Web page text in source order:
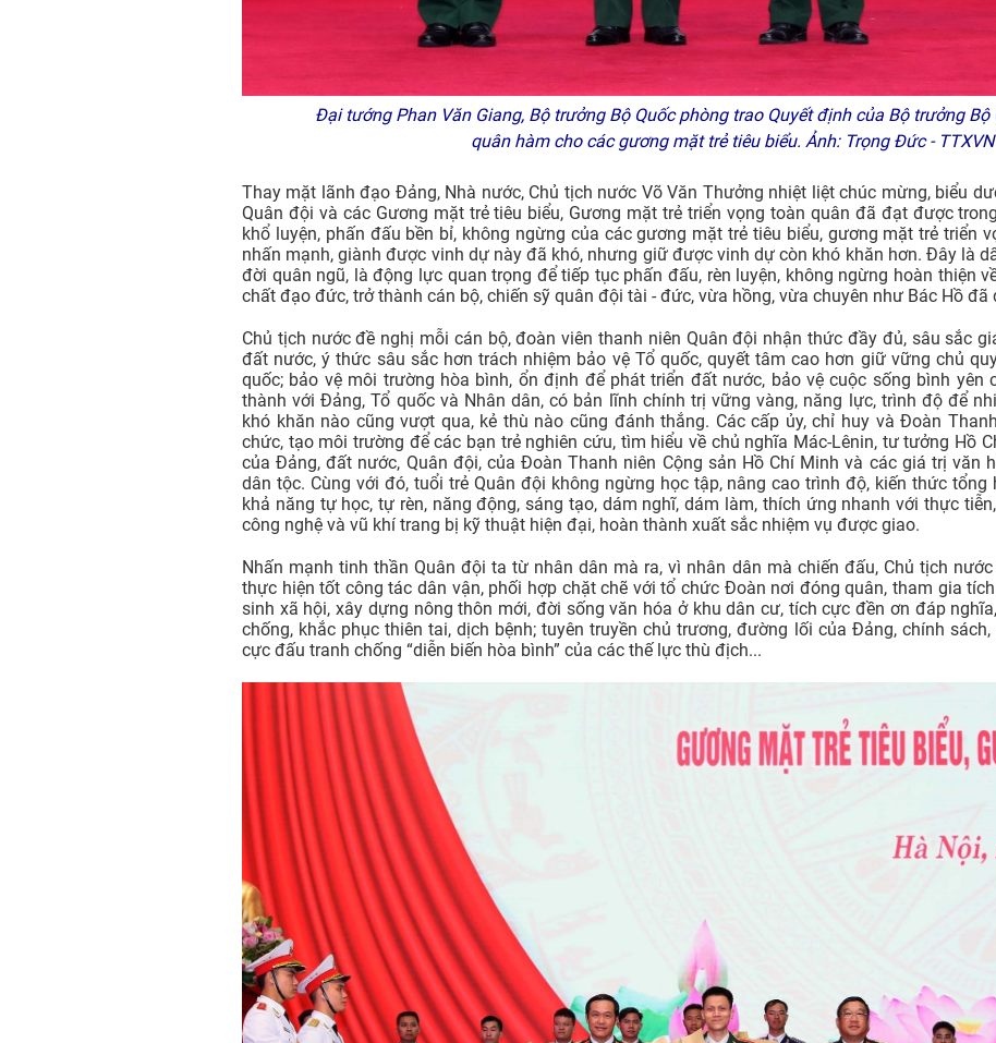
Đại tướng Phan Văn Giang, Bộ trưởng Bộ Quốc phòng trao Quyết định của Bộ trưởng Bộ
quân hàm cho các gương mặt trẻ tiêu biểu. Ảnh: Trọng Đức - TTXVN
Thay mặt lãnh đạo Đảng, Nhà nước, Chủ tịch nước Võ Văn Thưởng nhiệt liệt chúc mừng, biểu
Quân đội và các Gương mặt trẻ tiêu biểu, Gương mặt trẻ triển vọng toàn quân đã đạt được
khổ luyện, phấn đấu bền bỉ, không ngừng của các gương mặt trẻ tiêu biểu, gương mặt trẻ triển
nhấn mạnh, giành được vinh dự này đã khó, nhưng giữ được vinh dự còn khó khăn hơn. Đây là
đời quân ngũ, là động lực quan trọng để tiếp tục phấn đấu, rèn luyện, không ngừng hoàn thiện
chất đạo đức, trở thành cán bộ, chiến sỹ quân đội tài - đức, vừa hồng, vừa chuyên như Bác Hồ đã
Chủ tịch nước đề nghị mỗi cán bộ, đoàn viên thanh niên Quân đội nhận thức đầy đủ, sâu sắc
đất nước, ý thức sâu sắc hơn trách nhiệm bảo vệ Tổ quốc, quyết tâm cao hơn giữ vững chủ
quốc; bảo vệ môi trường hòa bình, ổn định để phát triển đất nước, bảo vệ cuộc sống bình yên
thành với Đảng, Tổ quốc và Nhân dân, có bản lĩnh chính trị vững vàng, năng lực, trình độ để
khó khăn nào cũng vượt qua, kẻ thù nào cũng đánh thắng. Các cấp ủy, chỉ huy và Đoàn
chức, tạo môi trường để các bạn trẻ nghiên cứu, tìm hiểu về chủ nghĩa Mác-Lênin, tư tưởng Hồ
của Đảng, đất nước, Quân đội, của Đoàn Thanh niên Cộng sản Hồ Chí Minh và các giá trị văn
dân tộc. Cùng với đó, tuổi trẻ Quân đội không ngừng học tập, nâng cao trình độ, kiến thức tổng
khả năng tự học, tự rèn, năng động, sáng tạo, dám nghĩ, dám làm, thích ứng nhanh với thực
công nghệ và vũ khí trang bị kỹ thuật hiện đại, hoàn thành xuất sắc nhiệm vụ được giao.
Nhấn mạnh tinh thần Quân đội ta từ nhân dân mà ra, vì nhân dân mà chiến đấu, Chủ tịch
thực hiện tốt công tác dân vận, phối hợp chặt chẽ với tổ chức Đoàn nơi đóng quân, tham gia
sinh xã hội, xây dựng nông thôn mới, đời sống văn hóa ở khu dân cư, tích cực đền ơn đáp
chống, khắc phục thiên tai, dịch bệnh; tuyên truyền chủ trương, đường lối của Đảng, chính
cực đấu tranh chống “diễn biến hòa bình” của các thế lực thù địch...